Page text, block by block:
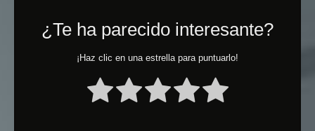
¿Te ha parecido interesante?
¡Haz clic en una estrella para puntuarlo!